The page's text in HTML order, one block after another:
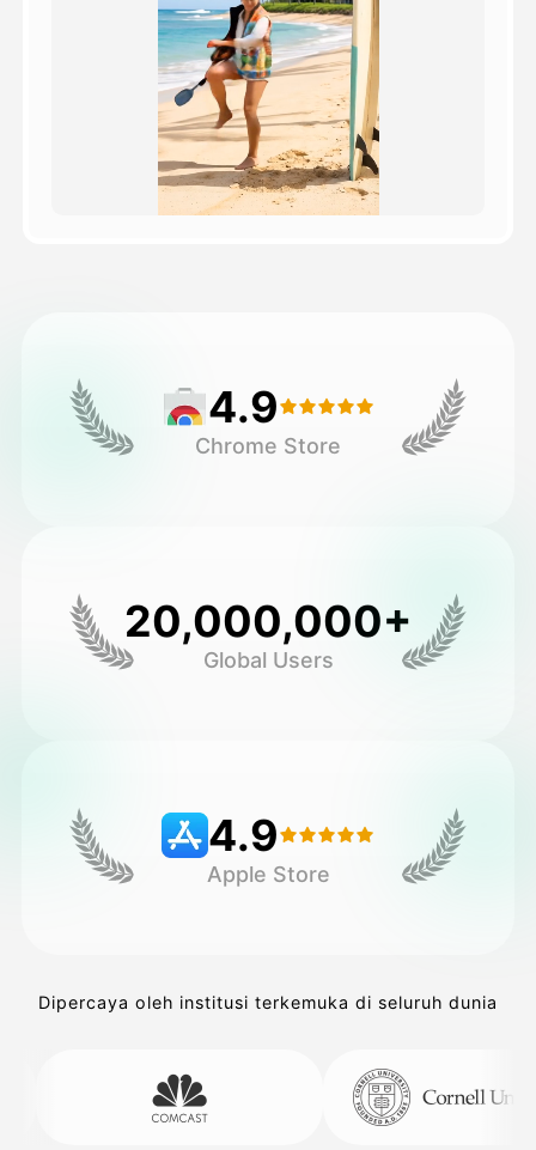
4.9
Chrome Store
20,000,000+
Global Users
4.9
Apple Store
Dipercaya oleh institusi terkemuka di seluruh dunia